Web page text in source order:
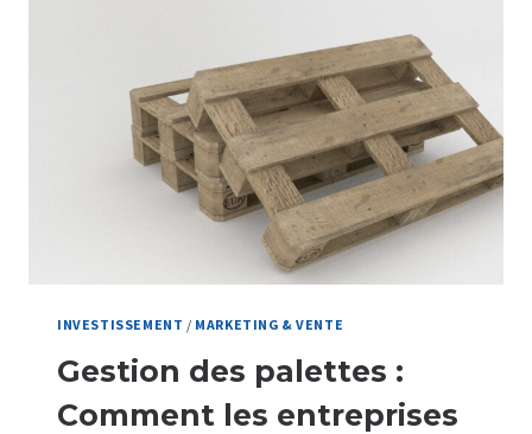
INVESTISSEMENT / MARKETING & VENTE
Gestion des palettes :
Comment les entreprises